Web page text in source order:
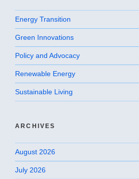
Energy Transition
Green Innovations
Policy and Advocacy
Renewable Energy
Sustainable Living
ARCHIVES
August 2026
July 2026